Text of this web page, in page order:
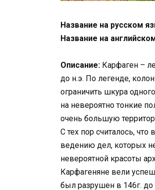
Название на русском
Название на
Описание: Карфаген –
до н.э. По легенде,
ограничить шкура
на невероятно тонкие
очень большую
С тех пор считалось,
ведению дел, которых
невероятной красоты
Карфагеняне вели
был разрушен в 146г. до